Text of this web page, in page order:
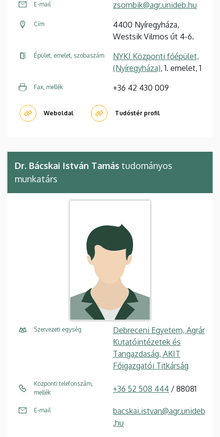
E-mail zsombik@agr.unideb.hu
Cím
4400 Nyíregyháza,
Westsik Vilmos út 4-6.
Épület, emelet, szobaszám
NYKI Központi főépület,
(Nyíregyháza), 1. emelet, 1
Fax, mellék +36 42 430 009
Weboldal Tudóstér profil
Dr. Bácskai István Tamás tudományos
munkatárs
Szervezeti egység
Debreceni Egyetem, Agrár
Kutatóintézetek és
Tangazdaság, AKIT
Főigazgatói Titkárság
Központi telefonszám,
mellék
+36 52 508 444 / 88081
E-mail
bacskai.istvan@agr.unideb
.hu